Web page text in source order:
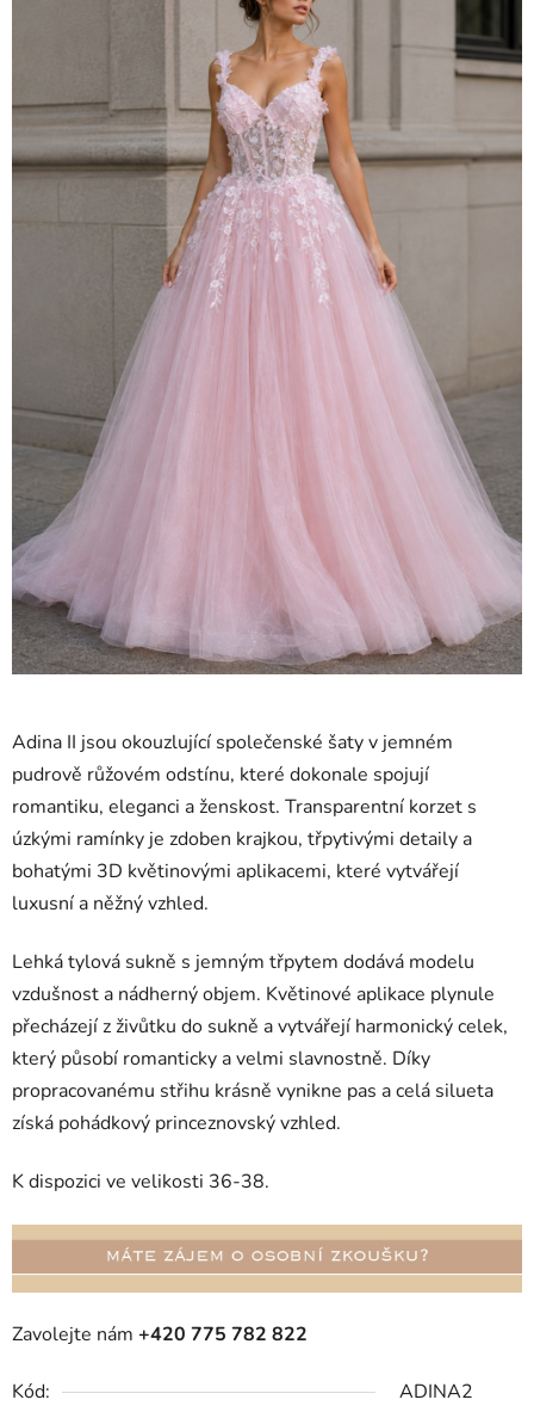
Adina II jsou okouzlující společenské šaty v jemném
pudrově růžovém odstínu, které dokonale spojují
romantiku, eleganci a ženskost. Transparentní korzet s
úzkými ramínky je zdoben krajkou, třpytivými detaily a
bohatými 3D květinovými aplikacemi, které vytvářejí
luxusní a něžný vzhled.
Lehká tylová sukně s jemným třpytem dodává modelu
vzdušnost a nádherný objem. Květinové aplikace plynule
přecházejí z živůtku do sukně a vytvářejí harmonický celek,
který působí romanticky a velmi slavnostně. Díky
propracovanému střihu krásně vynikne pas a celá silueta
získá pohádkový princeznovský vzhled.
K dispozici ve velikosti 36-38.
Zavolejte nám +420 775 782 822
Kód: ADINA2